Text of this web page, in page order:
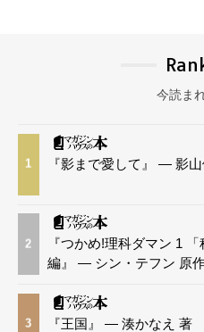
今読ま
1 『影まで愛して』 — 影
2
『つかめ!理科ダマン 1
編』 — シン・テフン 原
3 『王国』 — 湊かなえ 著